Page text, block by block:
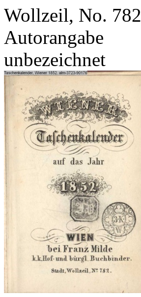
Wollzeil, No. 782
Autorangabe
unbezeichnet